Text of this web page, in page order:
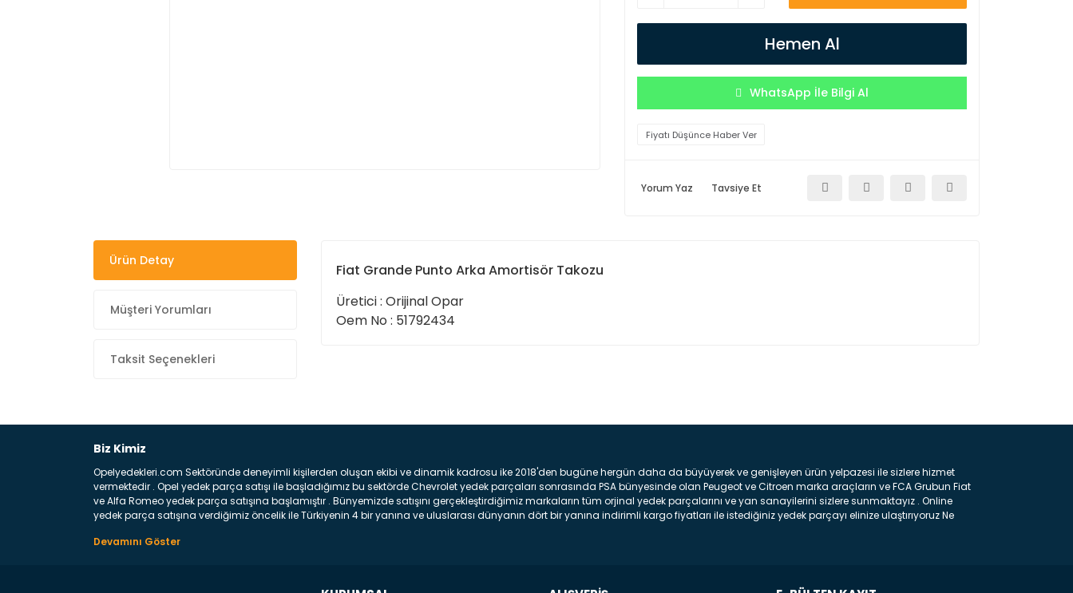
Hemen Al
WhatsApp İle Bilgi Al
Fiyatı Düşünce Haber Ver
Yorum Yaz Tavsiye Et
Ürün Detay
Müşteri Yorumları
Taksit Seçenekleri
Fiat Grande Punto Arka Amortisör Takozu
Üretici : Orijinal Opar
Oem No : 51792434
Biz Kimiz
Opelyedekleri.com Sektöründe deneyimli kişilerden oluşan ekibi ve dinamik kadrosu ike 2018'den bugüne hergün daha da büyüyerek ve genişleyen ürün yelpazesi ile sizlere hizmet
vermektedir . Opel yedek parça satışı ile başladığımız bu sektörde Chevrolet yedek parçaları sonrasında PSA bünyesinde olan Peugeot ve Citroen marka araçların ve FCA Grubun Fiat
ve Alfa Romeo yedek parça satışına başlamıştır . Bünyemizde satışını gerçekleştirdiğimiz markaların tüm orjinal yedek parçalarını ve yan sanayilerini sizlere sunmaktayız . Online
yedek parça satışına verdiğimiz öncelik ile Türkiyenin 4 bir yanına ve uluslarası dünyanın dört bir yanına indirimli kargo fiyatları ile istediğiniz yedek parçayı elinize ulaştırıyoruz Ne
belirttiğimiz parçalar sizlere fikir sağlayacaktır. Ön Tampon : Aracınızın ön kısmında bulunan plastik darbe emici amacı ile yapılmış olan kaporta aksam parçasıdır. Çamurluk :
üretilmiş disk ile teması sayesinde durmayı sağlayan aksam parçadır . Fren Diski : Aracımızın ön ve arka tekerlerinde bulunan frenleme ana elemanıdır . Hangi Araçlara Yedek Parça